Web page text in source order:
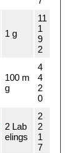
1 g
11
1
9
2
100 m
g
4
4
2
0
2 Lab
elings
2
2
1
7